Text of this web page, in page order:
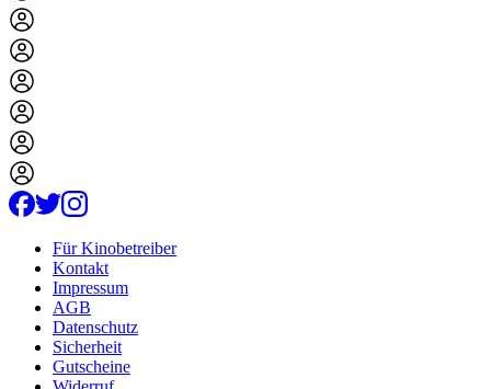
Für Kinobetreiber
Kontakt
Impressum
AGB
Datenschutz
Sicherheit
Gutscheine